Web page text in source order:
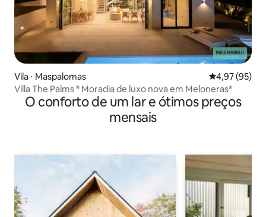
Vila ⋅ Maspalomas 4,97 de uma
4,97 (95)
Villa The Palms * Moradia de luxo nova em Meloneras*
O conforto de um lar e ótimos preços
mensais